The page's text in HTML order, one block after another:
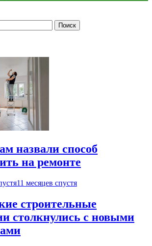
назвали способ
на ремонте
11 месяцев спустя
строительные
столкнулись с новыми